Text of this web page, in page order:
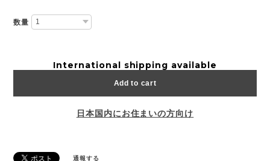
数量
International shipping available
Add to cart
日本国内にお住まいの方向け
通報する